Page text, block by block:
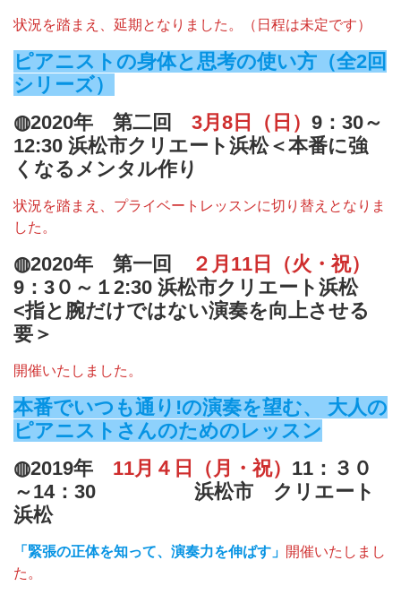
状況を踏まえ、延期となりました。（日程は未定です）
ピアニストの身体と思考の使い方 （全2回
シリーズ）
◍2020年 第二回 3月8日（日） 9：30～
12:30 浜松市クリエート浜松＜本番に強
くなるメンタル作り
状況を踏まえ、プライベートレッスンに切り替えとなりま
した。
◍2020年 第一回
２月11日（火・祝）
9：3０～１2:30 浜松市クリエート浜松
<指と腕だけではない演奏を向上させる
要＞
開催いたしました。
本番でいつも通り!の演奏を望む、 大人の
ピアニストさんのためのレッスン
◍2019年 11月４日（月・祝） 11：３０
～14：30 浜松市 クリエート
浜松
「緊張の正体を知って、演奏力を伸ばす」 開催いたしまし
た。